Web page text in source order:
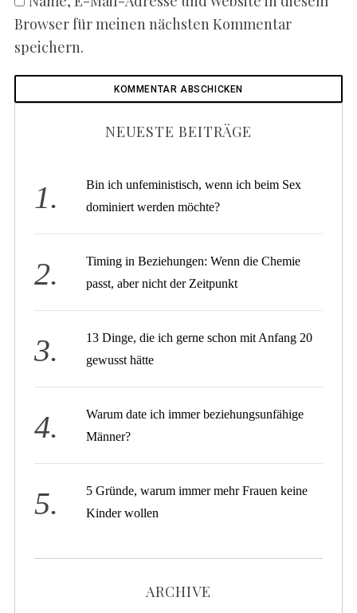
Browser für meinen nächsten Kommentar
speichern.
NEUESTE BEITRÄGE
Bin ich unfeministisch, wenn ich beim Sex
dominiert werden möchte?
Timing in Beziehungen: Wenn die Chemie
passt, aber nicht der Zeitpunkt
13 Dinge, die ich gerne schon mit Anfang 20
gewusst hätte
Warum date ich immer beziehungsunfähige
Männer?
5 Gründe, warum immer mehr Frauen keine
Kinder wollen
ARCHIVE